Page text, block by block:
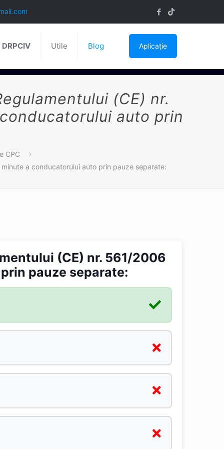
Utile Blog Aplicație
(CE) nr.
auto prin
CPC
a conducatorului auto prin pauze separate:
(CE) nr. 561/2006
pauze separate: